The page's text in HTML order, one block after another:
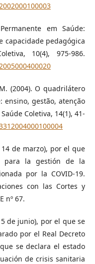
em Saúde:
capacidade pedagógica
10(4), 975-986.
(2004). O quadrilátero
ensino, gestão, atenção
Coletiva, 14(1), 41-
14 de marzo), por el que
para la gestión de la
por la COVID-19.
con las Cortes y
nº 67.
5 de junio), por el que se
por el Real Decreto
se declara el estado
de crisis sanitaria